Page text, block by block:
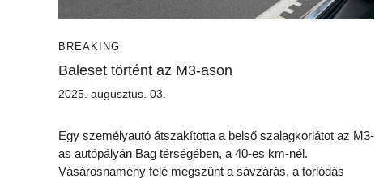
BREAKING
Baleset történt az M3-ason
2025. augusztus. 03.
Egy személyautó átszakította a belső szalagkorlátot az M3-
as autópályán Bag térségében, a 40-es km-nél.
Vásárosnamény felé megszűnt a sávzárás, a torlódás